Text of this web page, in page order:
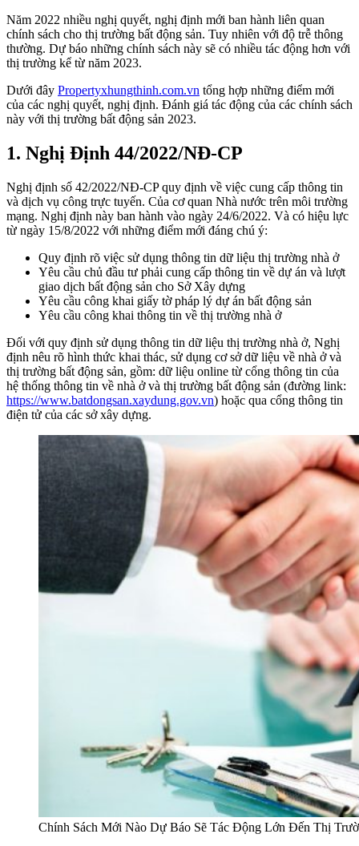
Năm 2022 nhiều nghị quyết, nghị định mới ban hành liên quan
chính sách cho thị trường bất động sản. Tuy nhiên với độ trễ thông
thường. Dự báo những chính sách này sẽ có nhiều tác động hơn với
thị trường kể từ năm 2023.
Dưới đây Propertyxhungthinh.com.vn tổng hợp những điểm mới
của các nghị quyết, nghị định. Đánh giá tác động của các chính sách
này với thị trường bất động sản 2023.
1. Nghị Định 44/2022/NĐ-CP
Nghị định số 42/2022/NĐ-CP quy định về việc cung cấp thông tin
và dịch vụ công trực tuyến. Của cơ quan Nhà nước trên môi trường
mạng. Nghị định này ban hành vào ngày 24/6/2022. Và có hiệu lực
từ ngày 15/8/2022 với những điểm mới đáng chú ý:
Quy định rõ việc sử dụng thông tin dữ liệu thị trường nhà ở
Yêu cầu chủ đầu tư phải cung cấp thông tin về dự án và lượt
giao dịch bất động sản cho Sở Xây dựng
Yêu cầu công khai giấy tờ pháp lý dự án bất động sản
Yêu cầu công khai thông tin về thị trường nhà ở
Đối với quy định sử dụng thông tin dữ liệu thị trường nhà ở, Nghị
định nêu rõ hình thức khai thác, sử dụng cơ sở dữ liệu về nhà ở và
thị trường bất động sản, gồm: dữ liệu online từ cổng thông tin của
hệ thống thông tin về nhà ở và thị trường bất động sản (đường link:
https://www.batdongsan.xaydung.gov.vn) hoặc qua cổng thông tin
điện tử của các sở xây dựng.
Chính Sách Mới Nào Dự Báo Sẽ Tác Động Lớn Đến Thị